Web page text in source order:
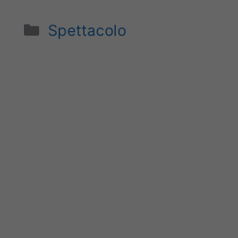
Categorie
Spettacolo